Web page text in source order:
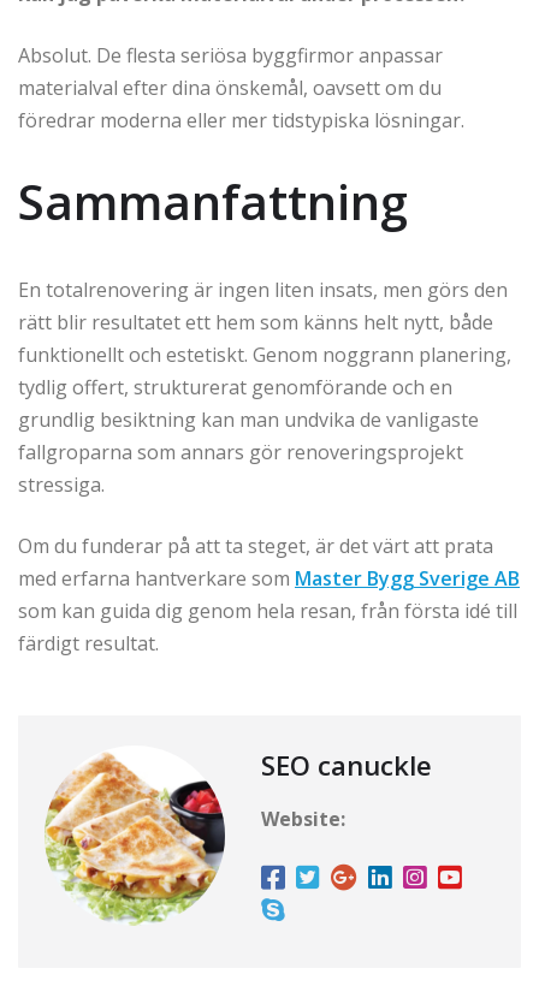
Absolut. De flesta seriösa byggfirmor anpassar
materialval efter dina önskemål, oavsett om du
föredrar moderna eller mer tidstypiska lösningar.
Sammanfattning
En totalrenovering är ingen liten insats, men görs den
rätt blir resultatet ett hem som känns helt nytt, både
funktionellt och estetiskt. Genom noggrann planering,
tydlig offert, strukturerat genomförande och en
grundlig besiktning kan man undvika de vanligaste
fallgroparna som annars gör renoveringsprojekt
stressiga.
Om du funderar på att ta steget, är det värt att prata
med erfarna hantverkare som Master Bygg Sverige AB
som kan guida dig genom hela resan, från första idé till
färdigt resultat.
SEO canuckle
Website: